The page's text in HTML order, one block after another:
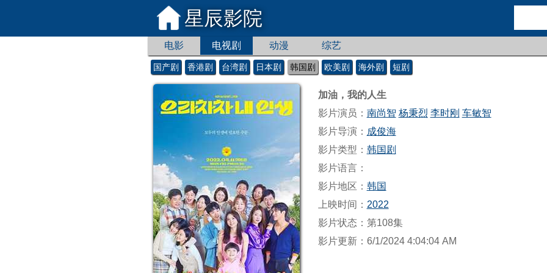
星辰影院
电影 电视剧 动漫 综艺
国产剧 香港剧 台湾剧 日本剧 韩国剧 欧美剧 海外剧 短剧
加油，我的人生
影片演员： 南尚智 杨秉烈 李时刚 车敏智
影片导演： 成俊海
影片类型： 韩国剧
影片语言：
影片地区： 韩国
上映时间： 2022
影片状态：第108集
影片更新：6/1/2024 4:04:04 AM